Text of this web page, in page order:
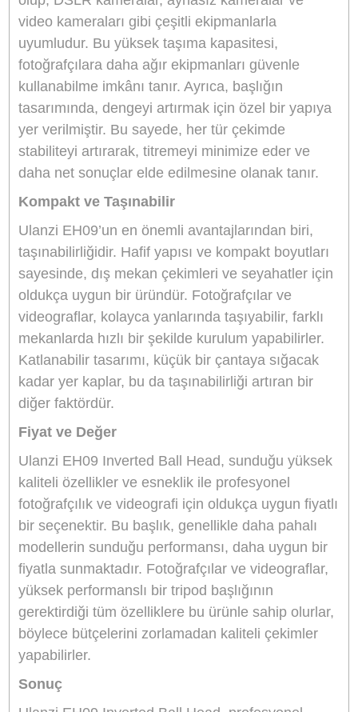
koşullarına uyum sağlar. Ulanzi EH09, özellikle
manzara, portre ve panoramik çekimlerde
verimli bir çözüm sunar.
Tasarım ve Yapı Kalitesi
Ulanzi EH09, kompakt ve hafif bir yapıya
Alüminyum alaşımdan üretilen bu başlık,
sağlamlık sağlamakla kalmaz, aynı zamanda
düşük ağırlığı ile taşınabilirliği artırır. Tripod
başlığının tasarımı, kullanıcıların rahatlıkla farklı
açılarda çekim yapabilmesi için esnek bir
sahip olup, 360 derece dönebilme özelliği ile
tür çekim açısını kolayca elde etmenizi sağlar.
Ayrıca, entegre su terazisi sayesinde her
doğru bir seviyede çekim yapabilmeniz
hale gelir.
Kullanım Kolaylığı ve Esneklik
EH09'un en dikkat çekici özelliklerinden biri,
açısının 118 dereceye kadar ayarlanabilmesidir.
Bu, özellikle düşük açılı çekimler yapmak
fotoğrafçılar için oldukça faydalıdır. Ayrıca,
panoramik çekimler için de idealdir. 360 derece
dönebilme özelliği ile yatay ve dikey yönde
kolayca hareket edebilir, böylece her açıdan
mükemmel kompozisyonlar oluşturabilirsiniz.
Ulanzi EH09, profesyonel video çekimlerinde
mükemmel bir seçenek sunar. Döner başlık,
yapılmasına olanak tanır.